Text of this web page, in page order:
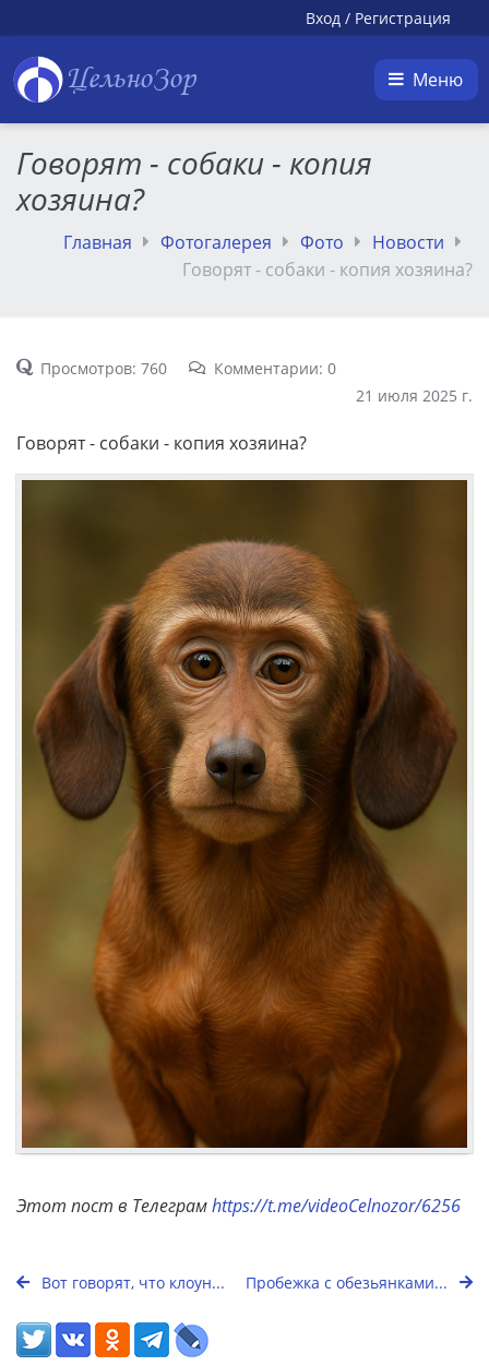
Вход / Регистрация
ЦельноЗор Меню
Говорят - собаки - копия
хозяина?
Главная Фотогалерея Фото
Новости
Говорят - собаки - копия хозяина?
Просмотров: 760
Комментарии: 0
21 июля 2025 г.
Говорят - собаки - копия хозяина?
Этот пост в Телеграмhttps://t.me/videoCelnozor/6256
Вот говорят, что клоун... Пробежка с обезьянками...